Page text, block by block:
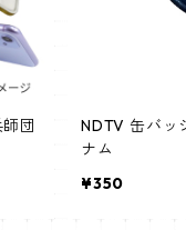
団
NDTV 缶バッ
ナム
¥350